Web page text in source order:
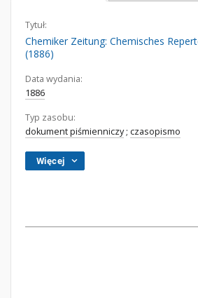
Tytuł:
Chemiker Zeitung: Chemisches
(1886)
Data wydania:
1886
Typ zasobu:
dokument piśmienniczy; czasopismo
Więcej